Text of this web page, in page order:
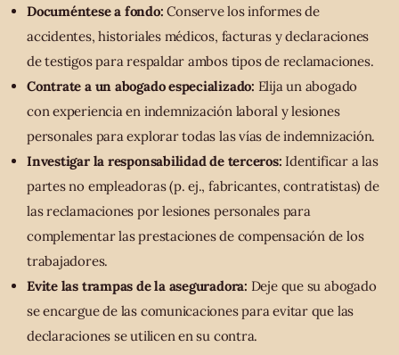
Documéntese a fondo: Conserve los informes de
accidentes, historiales médicos, facturas y declaraciones
de testigos para respaldar ambos tipos de reclamaciones.
Contrate a un abogado especializado: Elija un abogado
con experiencia en indemnización laboral y lesiones
personales para explorar todas las vías de indemnización.
Investigar la responsabilidad de terceros: Identificar a las
partes no empleadoras (p. ej., fabricantes, contratistas) de
las reclamaciones por lesiones personales para
complementar las prestaciones de compensación de los
trabajadores.
Evite las trampas de la aseguradora: Deje que su abogado
se encargue de las comunicaciones para evitar que las
declaraciones se utilicen en su contra.